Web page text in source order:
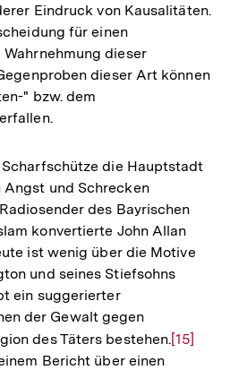
Eindruck von Kausalitäten.
für einen
dieser
dieser Art können
" bzw. dem
die Hauptstadt
Angst und Schrecken
des Bayrischen
konvertierte John Allan
ist wenig über die Motive
und seines Stiefsohns
ein suggerierter
der Gewalt gegen
des Täters bestehen.Zur
[15]
Bericht über einen